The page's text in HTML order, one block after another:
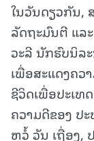
ໃນວັນດຽວກັນ,
ລັດຖະມົນຕີ ແລ
ວະລີ ນັກຮົບນິລ
ເພື່ອສະແດງຄວ
ຊີວິດເພື່ອປະເທ
ຄວາມດີຂອງ ປ
ຫວໍ້ ວັນ ເຖື່ອງ,